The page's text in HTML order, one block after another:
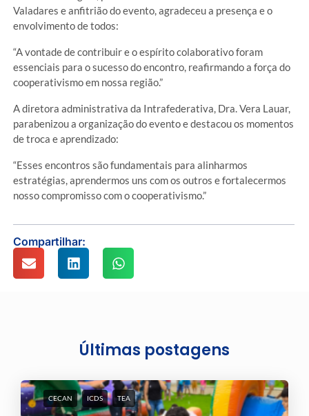
Valadares e anfitrião do evento, agradeceu a presença e o
envolvimento de todos:
“A vontade de contribuir e o espírito colaborativo foram
essenciais para o sucesso do encontro, reafirmando a força do
cooperativismo em nossa região.”
A diretora administrativa da Intrafederativa, Dra. Vera Lauar,
parabenizou a organização do evento e destacou os momentos
de troca e aprendizado:
“Esses encontros são fundamentais para alinharmos
estratégias, aprendermos uns com os outros e fortalecermos
nosso compromisso com o cooperativismo.”
Compartilhar:
Últimas postagens
CECAN ICDS TEA